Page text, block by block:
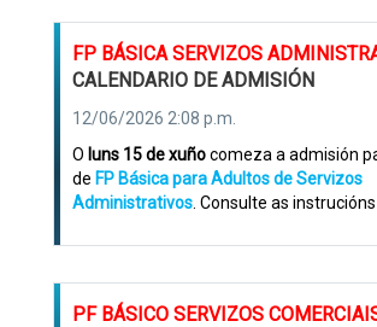
FP BÁSICA SERVIZOS
CALENDARIO DE ADMISIÓN
12/06/2026 2:08 p.m.
O luns 15 de xuñocomeza a admisión
de FP Básica para Adultos de Servizos
Administrativos . Consulte as instrucións
PF BÁSICO SERVIZOS